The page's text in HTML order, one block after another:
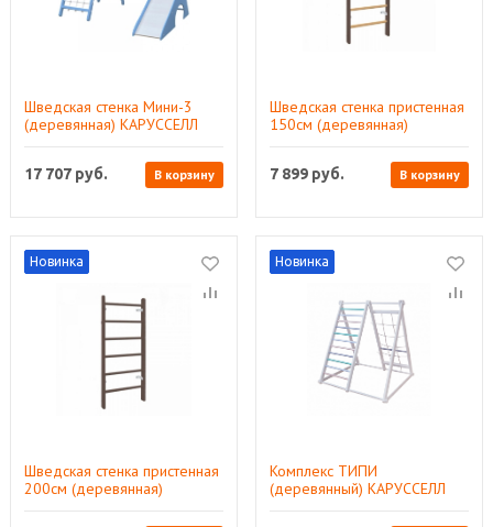
Шведская стенка Мини-3
(деревянная) КАРУССЕЛЛ
17 707 руб. В корзину
Шведская стенка пристенная
150см (деревянная)
7 899 руб. В корзину
Новинка
Шведская стенка пристенная
200см (деревянная)
Новинка
Комплекс ТИПИ
(деревянный) КАРУССЕЛЛ